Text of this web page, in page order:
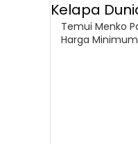
Temui Menko
Harga